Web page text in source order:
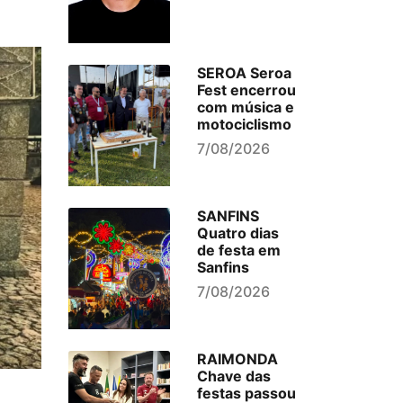
SEROA Seroa
Fest encerrou
com música e
motociclismo
7/08/2026
SANFINS
Quatro dias
de festa em
Sanfins
7/08/2026
RAIMONDA
Chave das
festas passou